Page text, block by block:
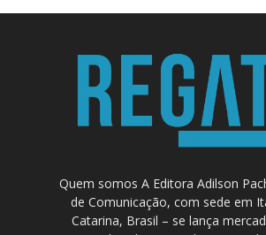
Quem somos A Editora Adilson
de Comunicação, com sede em
Catarina, Brasil – se lança